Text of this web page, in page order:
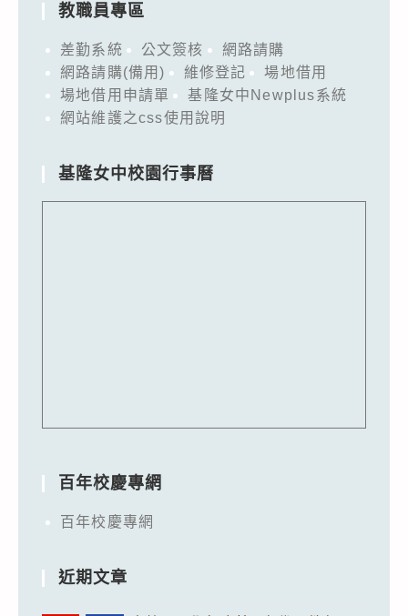
教職員專區
差勤系統 公文簽核
網路請購
網路請購(備用)
維修登記
場地借用
場地借用申請單
基隆女中Newplus系統
網站維護之css使用說明
基隆女中校園行事曆
百年校慶專網
百年校慶專網
近期文章